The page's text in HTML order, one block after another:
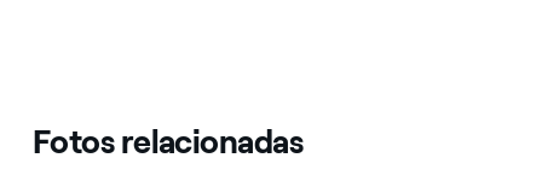
Fotos relacionadas